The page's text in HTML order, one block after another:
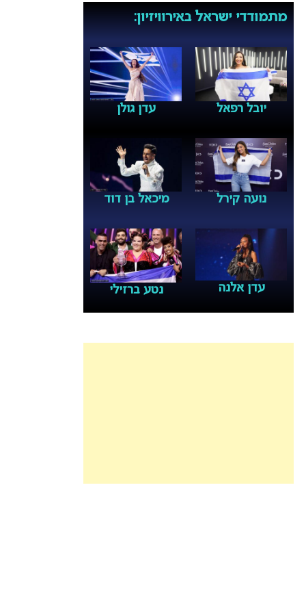
מתמודדי ישראל באירוויזיון:
יובל רפאל עדן גולן
נועה קירל מיכאל בן דוד
עדן אלנה נטע ברזילי